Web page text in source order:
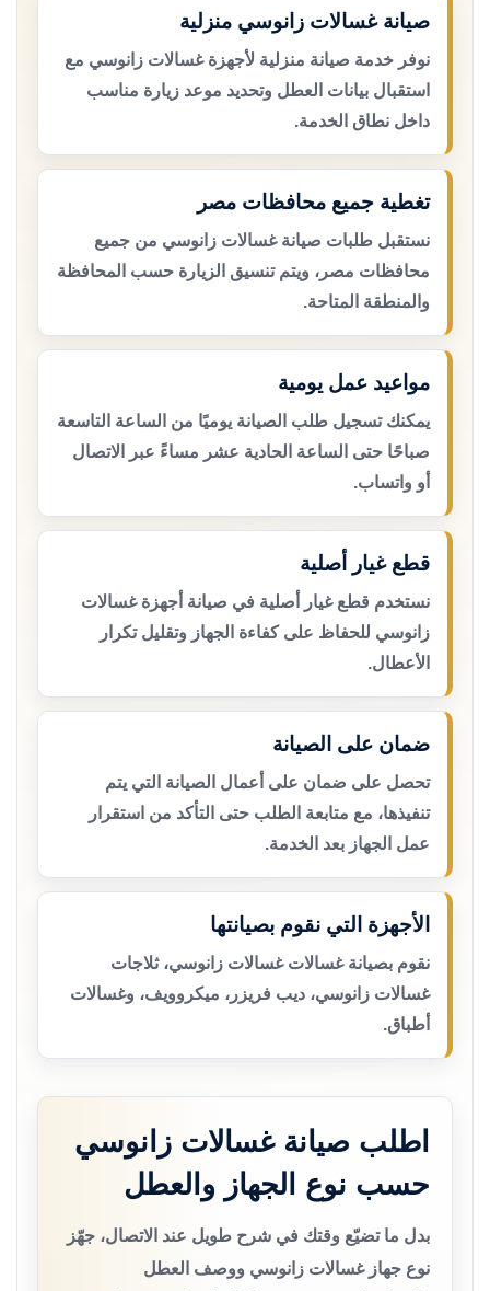
صيانة غسالات زانوسي منزلية
نوفر خدمة صيانة منزلية لأجهزة غسالات زانوسي مع
استقبال بيانات العطل وتحديد موعد زيارة مناسب
داخل نطاق الخدمة.
تغطية جميع محافظات مصر
نستقبل طلبات صيانة غسالات زانوسي من جميع
محافظات مصر، ويتم تنسيق الزيارة حسب المحافظة
والمنطقة المتاحة.
مواعيد عمل يومية
يمكنك تسجيل طلب الصيانة يوميًا من الساعة التاسعة
صباحًا حتى الساعة الحادية عشر مساءً عبر الاتصال
أو واتساب.
قطع غيار أصلية
نستخدم قطع غيار أصلية في صيانة أجهزة غسالات
زانوسي للحفاظ على كفاءة الجهاز وتقليل تكرار
الأعطال.
ضمان على الصيانة
تحصل على ضمان على أعمال الصيانة التي يتم
تنفيذها، مع متابعة الطلب حتى التأكد من استقرار
عمل الجهاز بعد الخدمة.
الأجهزة التي نقوم بصيانتها
نقوم بصيانة غسالات غسالات زانوسي، ثلاجات
غسالات زانوسي، ديب فريزر، ميكروويف، وغسالات
أطباق.
اطلب صيانة غسالات زانوسي
حسب نوع الجهاز والعطل
بدل ما تضيّع وقتك في شرح طويل عند الاتصال، جهّز
نوع جهاز غسالات زانوسي ووصف العطل